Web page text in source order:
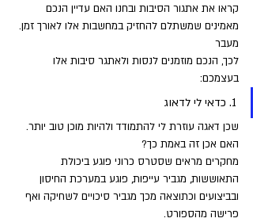
קראו את אתגור הסיבות ובחנו האם עדיין הנכם
מאמינים שמשתלם להחזיק במחשבות אלו לאורך זמן.
מעבר
לכך, הנכם מוזמנים לנסות ולאתגר סיבות אלו
בעצמכם:
1. כדאי לי לדאוג
שכן דאגה עוזרת לי להתמודד ולהיות מוכן טוב יותר.
האם אכן זה באמת כך?
מחקרים מראים שסטרס כרוני פוגע ביכולת
התאוששות, מגביר עייפות, פוגע במערכת החיסון
ובביצועים וכתוצאה מכך מגביר סיכויים לשחיקה ואף
פרישה מהספורט.